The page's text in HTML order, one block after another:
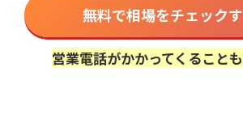
無料で相場をチェック
営業電話がかかってくること